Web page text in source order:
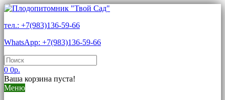
тел.: +7(983)136-59-66
WhatsApp: +7(983)136-59-66
0 0р.
Ваша корзина пуста!
Меню